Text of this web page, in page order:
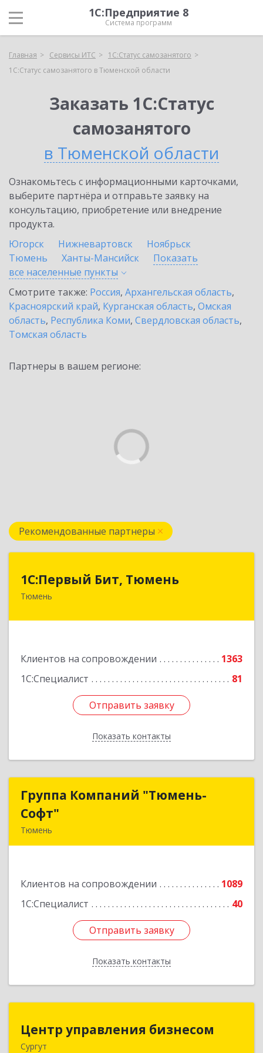
1С:Предприятие 8
Система программ
Главная Сервисы ИТС
1С:Статус самозанятого
1С:Статус самозанятого в Тюменской области
Заказать 1С:Статус
самозанятого
в Тюменской области
Ознакомьтесь с информационными карточками,
выберите партнёра и отправьте заявку на
консультацию, приобретение или внедрение
продукта.
Югорск
Нижневартовск
Ноябрьск
Тюмень
Ханты-Мансийск
Показать
все населенные пункты
Смотрите также: Россия, Архангельская область,
Красноярский край, Курганская область, Омская
область, Республика Коми, Свердловская область,
Томская область
Партнеры в вашем регионе:
Рекомендованные партнеры
1С:Первый Бит, Тюмень
Тюмень
Клиентов на сопровождении
1363
1С:Специалист
81
Отправить заявку
Показать контакты
1С:Первый Бит, Тюмень
625000, Тюменская обл, Тюмень г, Республики
Отправить заявку
Назад
Группа Компаний "Тюмень-
Софт"
Тюмень
Клиентов на сопровождении
1089
1С:Специалист
40
Отправить заявку
Показать контакты
Группа Компаний "Тюмень-
Подробнее
Отправить заявку
Назад
Центр управления бизнесом
Сургут
Центр управления бизнесом
628403, Ханты-Мансийский Автономный округ